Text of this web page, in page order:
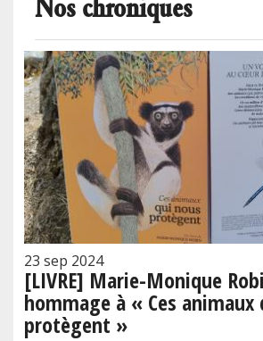
23 sep 2024
[LIVRE] Marie-Monique
hommage à « Ces animaux
protègent »